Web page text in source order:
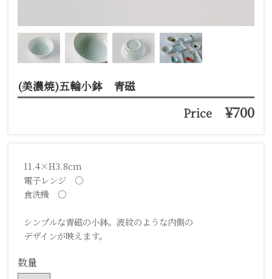
(美濃焼)五輪小鉢 青磁
Price ¥700
11.4×H3.8cm
電子レンジ ○
食洗機 ○
シンプルな青磁の小鉢。波紋のような内側の
デザインが映えます。
数量